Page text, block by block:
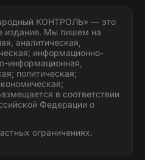
КОНТРОЛЬ» — это
издание. Мы пишем на
аналитическая,
информационно-
информационная,
политическая;
в соответствии
Федерации о
ограничениях.